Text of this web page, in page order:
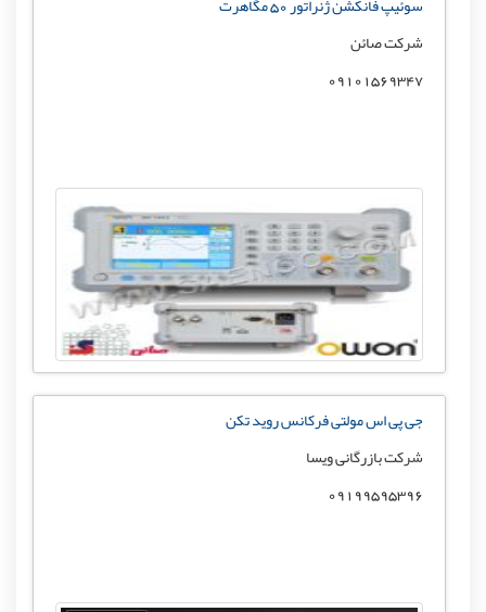
شرکت صائن
09101569347
جی پی اس مولتی فرکانس روید تکن
شرکت بازرگانی ویسا
09199595396